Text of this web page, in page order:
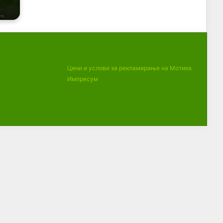
Цени и услови за рекламирање на Мотика
Импресум